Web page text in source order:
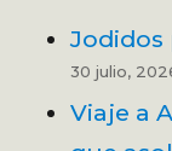
30 julio,
Viaje a